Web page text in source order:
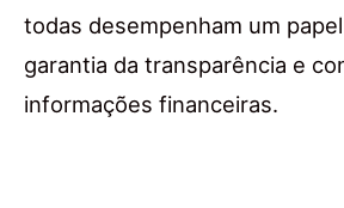
todas desempenham um
garantia da transparência e
informações financeiras.